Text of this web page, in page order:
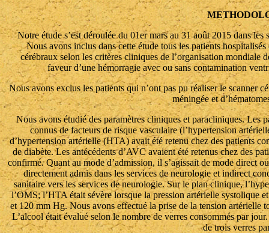
Notre étude s’est déroulée du 01er mars au 31 août 2015 dans
Nous avons inclus dans cette étude tous les patients
cérébraux selon les critères cliniques de l’organisation mondiale
faveur d’une hémorragie avec ou sans contamination
Nous avons exclus les patients qui n’ont pas pu réaliser le scanner
méningée et
Nous avons étudié des paramètres cliniques et paracliniques. Les
connus de facteurs de risque vasculaire (l’hypertension
d’hypertension artérielle (HTA) avait été retenu chez des patients
de diabète. Les antécédents d’AVC avaient été retenus chez des
confirmé. Quant au mode d’admission, il s’agissait de mode direct
directement admis dans les services de neurologie et indirect
sanitaire vers les services de neurologie. Sur le plan clinique,
l’OMS; l’HTA était sévère lorsque la pression artérielle systolique
et 120 mm Hg. Nous avons effectué la prise de la tension artérielle
L’alcool était évalué selon le nombre de verres consommés par
de trois verres